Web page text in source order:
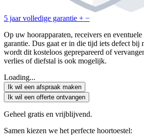
5 jaar volledige garantie + −
Op uw hoorapparaten, receivers en
garantie. Dus gaat er in die tijd iets defect bij
wordt dit kosteloos geprepareerd of
verlies of diefstal is ook mogelijk.
Loading...
Ik wil een afspraak maken
Ik wil een offerte ontvangen
Geheel gratis en vrijblijvend.
Samen kiezen we het perfecte hoortoestel: